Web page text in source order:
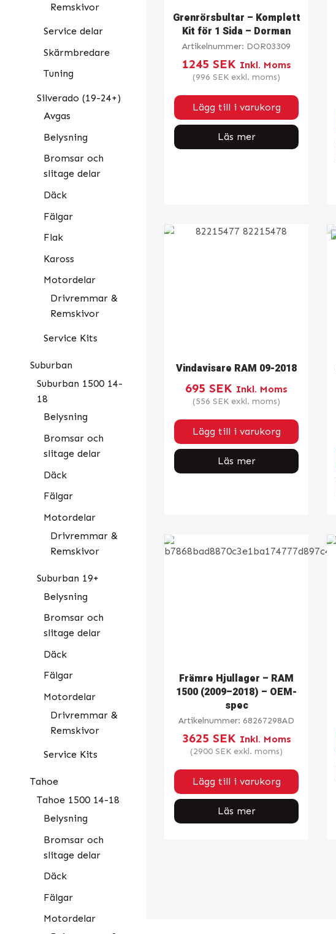
Remskivor
Service delar
Skärmbredare
Tuning
Silverado (19-24+)
Avgas
Belysning
Bromsar och
slitage delar
Däck
Fälgar
Flak
Kaross
Motordelar
Drivremmar &
Remskivor
Service Kits
Suburban
Suburban 1500 14-
18
Belysning
Bromsar och
slitage delar
Däck
Fälgar
Motordelar
Drivremmar &
Remskivor
Suburban 19+
Belysning
Bromsar och
slitage delar
Däck
Fälgar
Motordelar
Drivremmar &
Remskivor
Service Kits
Tahoe
Tahoe 1500 14-18
Belysning
Bromsar och
slitage delar
Däck
Fälgar
Motordelar
Grenrörsbultar – Komplett
Kit för 1 Sida – Dorman
Artikelnummer: DOR03309
1245 SEK Inkl. Moms
(996 SEK exkl. moms)
Lägg till i varukorg
Läs mer
Vindavisare RAM 09-2018
695 SEK Inkl. Moms
(556 SEK exkl. moms)
Lägg till i varukorg
Läs mer
Främre Hjullager – RAM
1500 (2009–2018) – OEM-
spec
Artikelnummer: 68267298AD
3625 SEK Inkl. Moms
(2900 SEK exkl. moms)
Lägg till i varukorg
Läs mer